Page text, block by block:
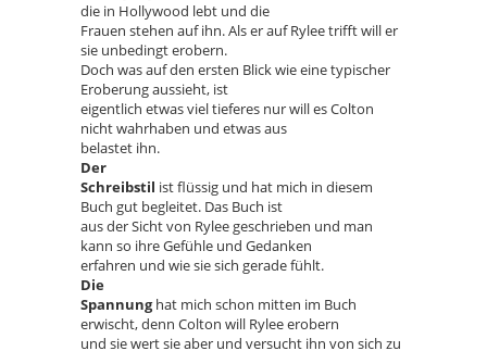
die in Hollywood lebt und die
Frauen stehen auf ihn. Als er auf Rylee trifft will er
sie unbedingt erobern.
Doch was auf den ersten Blick wie eine typischer
Eroberung aussieht, ist
eigentlich etwas viel tieferes nur will es Colton
nicht wahrhaben und etwas aus
belastet ihn.
Der
Schreibstil ist flüssig und hat mich in diesem
Buch gut begleitet. Das Buch ist
aus der Sicht von Rylee geschrieben und man
kann so ihre Gefühle und Gedanken
erfahren und wie sie sich gerade fühlt.
Die
Spannunghat mich schon mitten im Buch
erwischt, denn Colton will Rylee erobern
und sie wert sie aber und versucht ihn von sich zu